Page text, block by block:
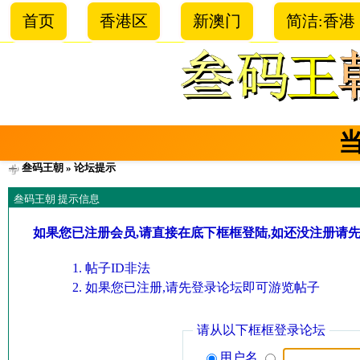
首页 香港区 新澳门 简洁:香港
叁码王朝 » 论坛提示
叁码王朝 提示信息
如果您已注册会员,请直接在底下框框登陆,如还没注册请
帖子ID非法
如果您已注册,请先登录论坛即可游览帖子
请从以下框框登录论坛
用户名